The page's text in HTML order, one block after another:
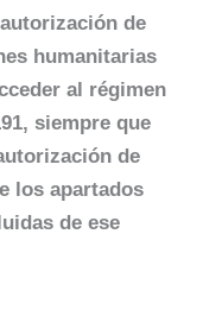
de
humanitarias
al régimen
siempre que
de
los apartados
de ese